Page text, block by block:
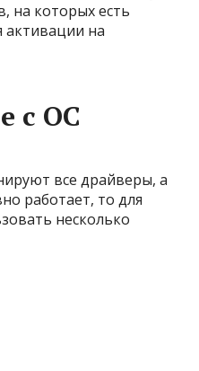
на которых есть
активации на
с ОС
все драйверы, а
работает, то для
несколько